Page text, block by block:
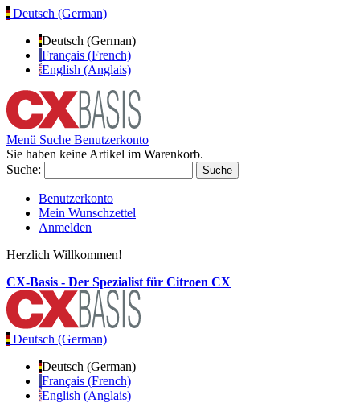
Deutsch (German)
Deutsch (German)
Français (French)
English (Anglais)
Menü Suche Benutzerkonto
Sie haben keine Artikel im Warenkorb.
Suche:
Suche
Benutzerkonto
Mein Wunschzettel
Anmelden
Herzlich Willkommen!
CX-Basis - Der Spezialist für Citroen CX
Deutsch (German)
Deutsch (German)
Français (French)
English (Anglais)